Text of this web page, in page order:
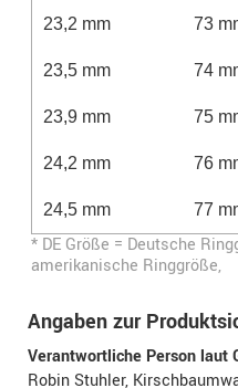
23,2 mm 73
23,5 mm 74
23,9 mm 75
24,2 mm 76
24,5 mm 77
* DE Größe = Deutsche
amerikanische Ringgröße,
Angaben zur
Verantwortliche Person laut
Robin Stuhler,